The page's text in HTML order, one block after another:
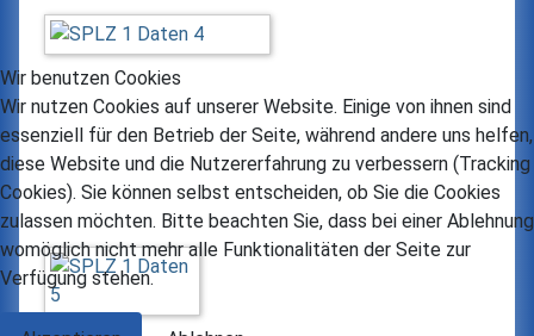
Wir benutzen Cookies
Wir nutzen Cookies auf unserer Website. Einige von ihnen sind
essenziell für den Betrieb der Seite, während andere uns helfen,
diese Website und die Nutzererfahrung zu verbessern (Tracking
Cookies). Sie können selbst entscheiden, ob Sie die Cookies
zulassen möchten. Bitte beachten Sie, dass bei einer Ablehnung
womöglich nicht mehr alle Funktionalitäten der Seite zur
Verfügung stehen.